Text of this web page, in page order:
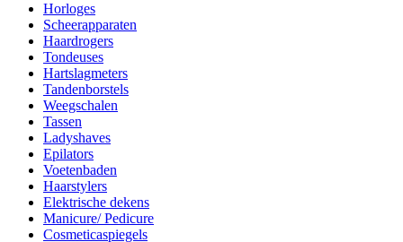
Horloges
Scheerapparaten
Haardrogers
Tondeuses
Hartslagmeters
Tandenborstels
Weegschalen
Tassen
Ladyshaves
Epilators
Voetenbaden
Haarstylers
Elektrische dekens
Manicure/ Pedicure
Cosmeticaspiegels